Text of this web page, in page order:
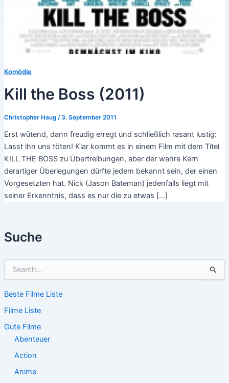
Suche
h
n
n
Beste Filme Liste
Filme Liste
Gute Filme
Abenteuer
Action
Anime
Komödie
Kill the Boss (2011)
Christopher Haug /3. September 2011
Erst wütend, dann freudig erregt und schließlich rasant lustig:
Lasst ihn uns töten! Klar kommt es in einem Film mit dem Titel
KILL THE BOSS zu Übertreibungen, aber der wahre Kern
derartiger Überlegungen dürfte jedem bekannt sein, der einen
Vorgesetzten hat. Nick (Jason Bateman) jedenfalls liegt mit
seiner Erkenntnis, dass es nur die zu etwas […]